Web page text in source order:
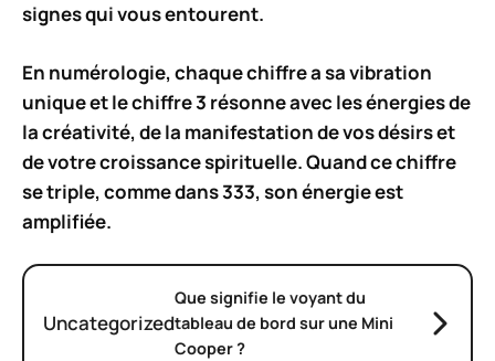
signes qui vous entourent.
En numérologie, chaque chiffre a sa vibration
unique et le chiffre 3 résonne avec les énergies de
la créativité, de la manifestation de vos désirs et
de votre croissance spirituelle. Quand ce chiffre
se triple, comme dans 333, son énergie est
amplifiée.
Uncategorized
Que signifie le voyant du
tableau de bord sur une Mini
Cooper ?